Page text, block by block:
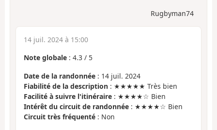
Rugbyman74
14 juil. 2024 à 15:00
Note globale : 4.3 / 5
Date de la randonnée : 14 juil. 2024
Fiabilité de la description : ★★★★★ Très bien
Facilité à suivre l'itinéraire : ★★★★☆ Bien
Intérêt du circuit de randonnée : ★★★★☆ Bien
Circuit très fréquenté : Non